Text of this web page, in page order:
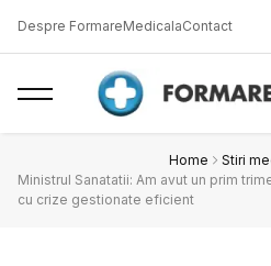
Despre FormareMedicalaContact
Home
Stiri
Ministrul Sanatatii: Am avut un prim
cu crize gestionate eficient